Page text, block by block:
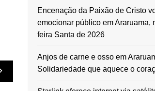
Encenação da Paixão de Cristo
emocionar público em Araruama,
feira Santa de 2026
Anjos de carne e osso em
Solidariedade que aquece o